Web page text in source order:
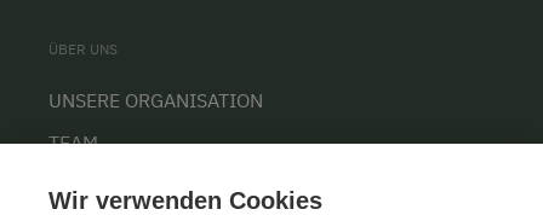
ÜBER UNS
UNSERE ORGANISATION
TEAM
KARRIERE
Wir verwenden Cookies